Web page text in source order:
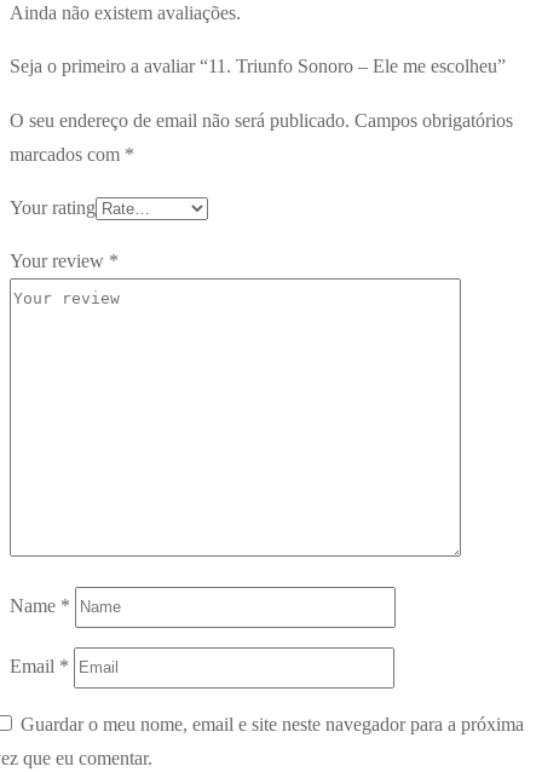
Ainda não existem avaliações.
Seja o primeiro a avaliar “11. Triunfo Sonoro – Ele me escolheu”
O seu endereço de email não será publicado. Campos obrigatórios
marcados com *
Your rating
Your review *
Name *
Email *
Guardar o meu nome, email e site neste navegador para a próxima
que eu comentar.